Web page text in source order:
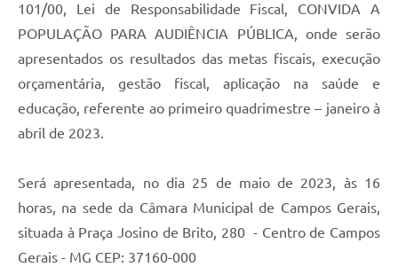
101/00, Lei de Responsabilidade Fiscal, CONVIDA A
POPULAÇÃO PARA AUDIÊNCIA PÚBLICA, onde serão
apresentados os resultados das metas fiscais, execução
orçamentária, gestão fiscal, aplicação na saúde e
educação, referente ao primeiro quadrimestre – janeiro à
abril de 2023.
Será apresentada, no dia 25 de maio de 2023, às 16
horas, na sede da Câmara Municipal de Campos Gerais,
situada à Praça Josino de Brito, 280 - Centro de Campos
Gerais - MG CEP: 37160-000